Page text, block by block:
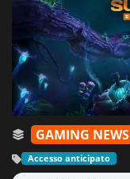
GAMING NEWS
Accesso anticipato